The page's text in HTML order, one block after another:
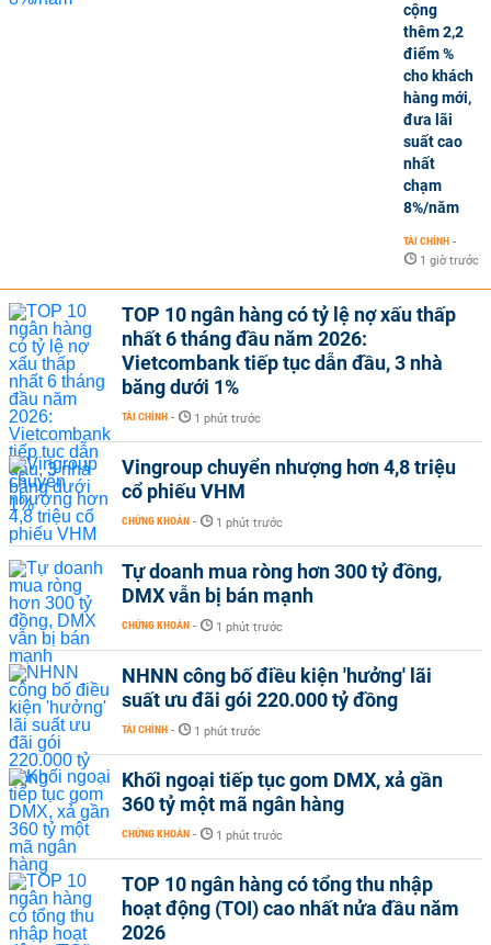
cộng
thêm 2,2
điểm %
cho khách
hàng mới,
đưa lãi
suất cao
nhất
chạm
8%/năm
TÀI CHÍNH -
1 giờ trước
TOP 10 ngân hàng có tỷ lệ nợ xấu thấp
nhất 6 tháng đầu năm 2026:
Vietcombank tiếp tục dẫn đầu, 3 nhà
băng dưới 1%
TÀI CHÍNH - 1 phút trước
Vingroup chuyển nhượng hơn 4,8 triệu
cổ phiếu VHM
CHỨNG KHOÁN - 1 phút trước
Tự doanh mua ròng hơn 300 tỷ đồng,
DMX vẫn bị bán mạnh
CHỨNG KHOÁN - 1 phút trước
NHNN công bố điều kiện 'hưởng' lãi
suất ưu đãi gói 220.000 tỷ đồng
TÀI CHÍNH - 1 phút trước
Khối ngoại tiếp tục gom DMX, xả gần
360 tỷ một mã ngân hàng
CHỨNG KHOÁN - 1 phút trước
TOP 10 ngân hàng có tổng thu nhập
hoạt động (TOI) cao nhất nửa đầu năm
2026